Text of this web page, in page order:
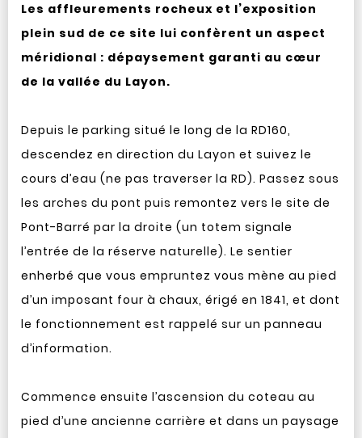
Les affleurements rocheux et l’exposition
plein sud de ce site lui confèrent un aspect
méridional : dépaysement garanti au cœur
de la vallée du Layon.
Depuis le parking situé le long de la RD160,
descendez en direction du Layon et suivez le
cours d’eau (ne pas traverser la RD). Passez sous
les arches du pont puis remontez vers le site de
Pont-Barré par la droite (un totem signale
l’entrée de la réserve naturelle). Le sentier
enherbé que vous empruntez vous mène au pied
d’un imposant four à chaux, érigé en 1841, et dont
le fonctionnement est rappelé sur un panneau
d’information.
Commence ensuite l’ascension du coteau au
pied d’une ancienne carrière et dans un paysage